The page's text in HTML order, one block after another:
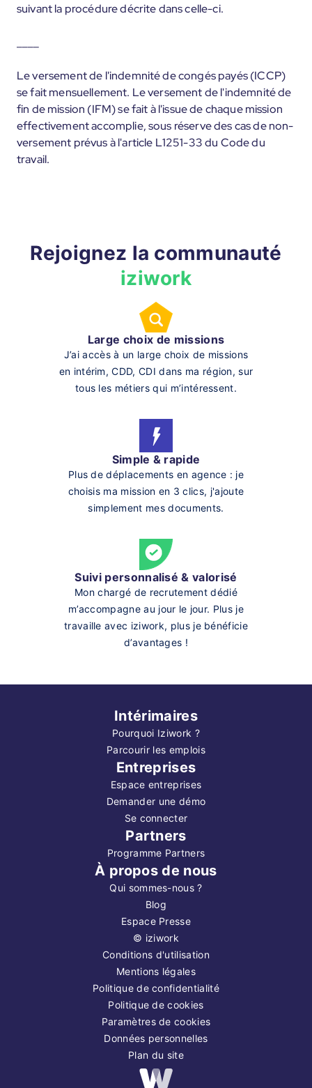
suivant la procédure décrite dans celle-ci.
Le versement de l'indemnité de congés payés (ICCP)
se fait mensuellement. Le versement de l'indemnité de
fin de mission (IFM) se fait à l'issue de chaque mission
effectivement accomplie, sous réserve des cas de non-
versement prévus à l'article L1251-33 du Code du
travail.
Rejoignez la communauté
iziwork
Large choix de missions
J’ai accès à un large choix de missions
en intérim, CDD, CDI dans ma région, sur
tous les métiers qui m’intéressent.
Simple & rapide
Plus de déplacements en agence : je
choisis ma mission en 3 clics, j'ajoute
simplement mes documents.
Suivi personnalisé & valorisé
Mon chargé de recrutement dédié
m’accompagne au jour le jour. Plus je
travaille avec iziwork, plus je bénéficie
d’avantages !
Intérimaires
Pourquoi Iziwork ?
Parcourir les emplois
Entreprises
Espace entreprises
Demander une démo
Se connecter
Partners
Programme Partners
À propos de nous
Qui sommes-nous ?
Blog
Espace Presse
© iziwork
Conditions d'utilisation
Mentions légales
Politique de confidentialité
Politique de cookies
Paramètres de cookies
Données personnelles
Plan du site